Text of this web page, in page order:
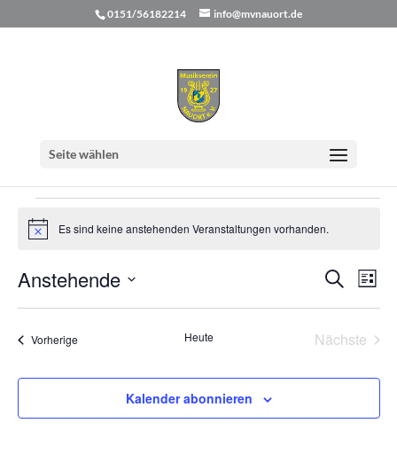
0151/56182214 info@mvnauort.de
Seite wählen
HinweisEs sind keine anstehenden Veranstaltungen vorhanden.
Suche
Liste
Anstehende
VorherigeVeranstaltungen Heute
Nächste
Kalender abonnieren